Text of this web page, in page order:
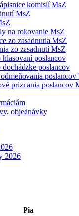
komisií MsZ
MsZ
na rokovanie MsZ
zo zasadnutia MsZ
zo zasadnutí MsZ
poslancov
dochádzke poslancov
poslancov
priznania poslancov
objednávky
2026
Pia